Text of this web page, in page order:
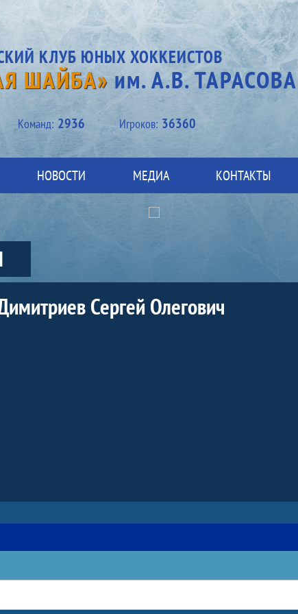
КЛУБ ЮНЫХ ХОККЕИСТОВ
ШАЙБА»им. А.В. ТАРАСОВА
Kоманд: 2936 Игроков: 36360
НОВОСТИ МЕДИА КОНТАКТЫ
Сергей Олегович